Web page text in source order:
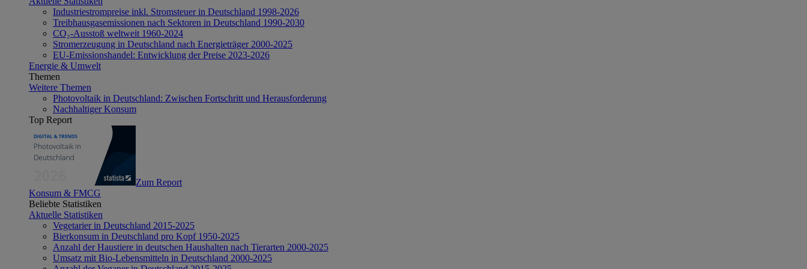
Industriestrompreise inkl. Stromsteuer in Deutschland 1998-2026
Treibhausgasemissionen nach Sektoren in Deutschland 1990-2030
CO₂-Ausstoß weltweit 1960-2024
Stromerzeugung in Deutschland nach Energieträger 2000-2025
EU-Emissionshandel: Entwicklung der Preise 2023-2026
Energie & Umwelt
Themen
Weitere Themen
Photovoltaik in Deutschland: Zwischen Fortschritt und Herausforderung
Nachhaltiger Konsum
Top Report
Zum Report
Konsum & FMCG
Beliebte Statistiken
Aktuelle Statistiken
Vegetarier in Deutschland 2015-2025
Bierkonsum in Deutschland pro Kopf 1950-2025
Anzahl der Haustiere in deutschen Haushalten nach Tierarten 2000-2025
Umsatz mit Bio-Lebensmitteln in Deutschland 2000-2025